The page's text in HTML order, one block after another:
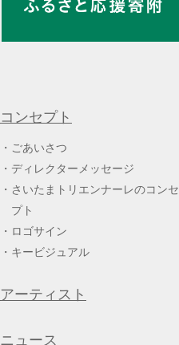
コンセプト
ごあいさつ
ディレクターメッセージ
さいたまトリエンナーレのコンセ
プト
ロゴサイン
キービジュアル
アーティスト
ニュース